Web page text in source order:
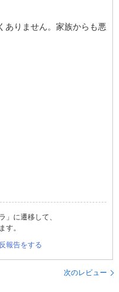
ありません。家族からも悪
」に遷移して、
す。
報告をする
次のレビュー